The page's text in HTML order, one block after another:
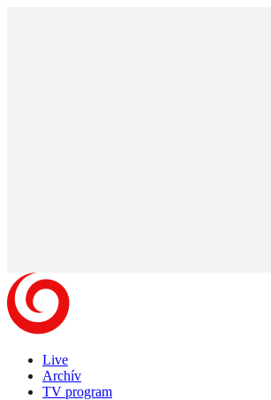
Live
Archív
TV program